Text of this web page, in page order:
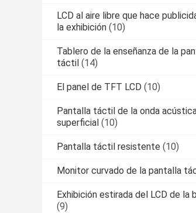
LCD al aire libre que hace
la exhibición (10)
Tablero de la enseñanza de la
táctil (14)
El panel de TFT LCD (10)
Pantalla táctil de la onda
superficial (10)
Pantalla táctil resistente (10)
Monitor curvado de la pantalla
Exhibición estirada del LCD de la
(9)